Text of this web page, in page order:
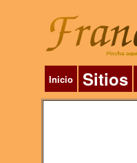
Inicio Sitios